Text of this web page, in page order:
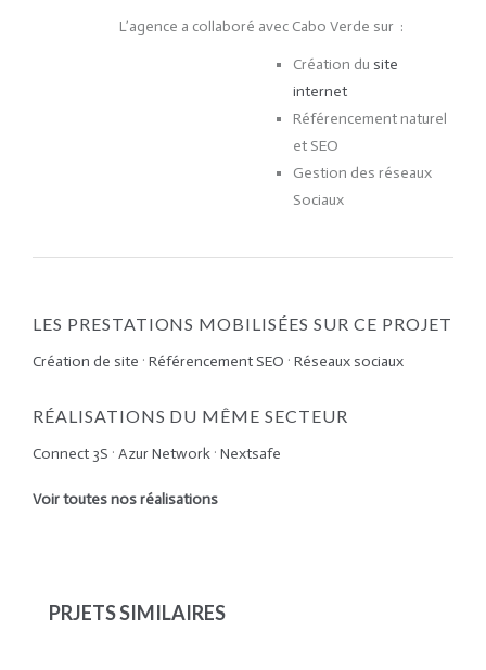
L’agence a collaboré avec Cabo Verde sur :
Création du site
internet
Référencement naturel
et SEO
Gestion des réseaux
Sociaux
LES PRESTATIONS MOBILISÉES SUR CE PROJET
Création de site · Référencement SEO · Réseaux sociaux
RÉALISATIONS DU MÊME SECTEUR
Connect 3S · Azur Network · Nextsafe
Voir toutes nos réalisations
PRJETS SIMILAIRES